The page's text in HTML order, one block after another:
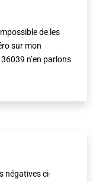
de les
sur mon
n’en parlons
négatives ci-